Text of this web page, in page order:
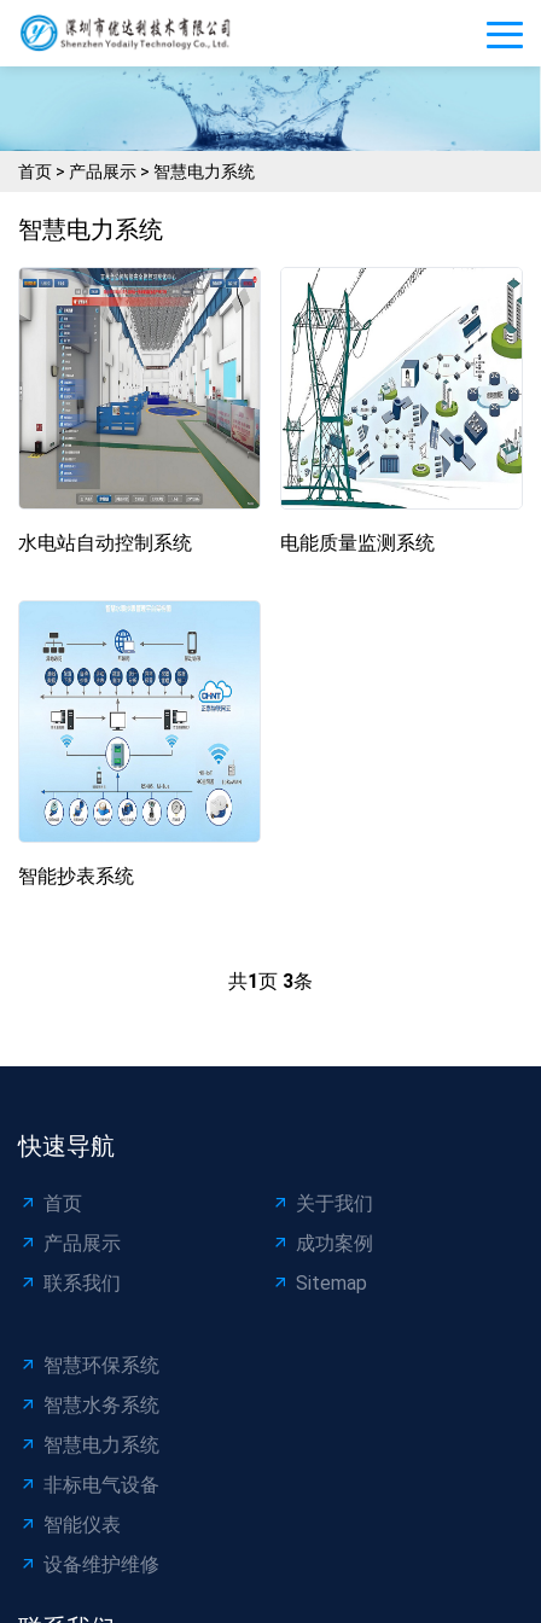
首页 > 产品展示 > 智慧电力系统
智慧电力系统
水电站自动控制系统 电能质量监测系统
智能抄表系统
共1页 3条
快速导航
首页
关于我们
产品展示
成功案例
联系我们
Sitemap
智慧环保系统
智慧水务系统
智慧电力系统
非标电气设备
智能仪表
设备维护维修